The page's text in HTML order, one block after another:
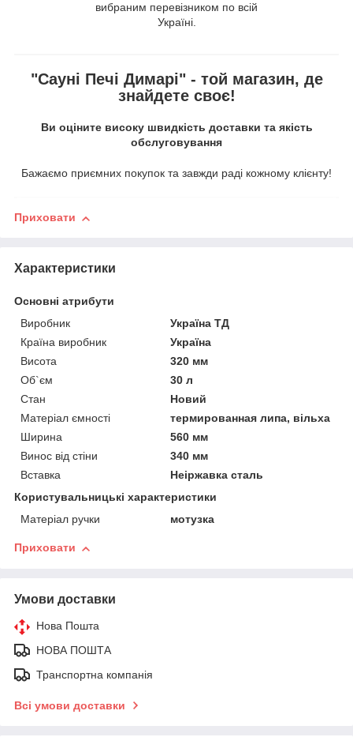
вибраним перевізником по всій
Україні.
"Сауні Печі Димарі" - той магазин, де
знайдете своє!
Ви оціните високу швидкість доставки та якість
обслуговування
Бажаємо приємних покупок та завжди раді кожному клієнту!
Приховати
Характеристики
Основні атрибути
Виробник
Україна ТД
Країна виробник
Україна
Висота
320 мм
Об`єм
30 л
Стан
Новий
Матеріал ємності
термированная липа, вільха
Ширина
560 мм
Винос від стіни
340 мм
Вставка
Неіржавка сталь
Користувальницькі характеристики
Матеріал ручки
мотузка
Приховати
Умови доставки
Нова Пошта
НОВА ПОШТА
Транспортна компанія
Всі умови доставки